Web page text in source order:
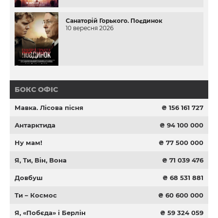
Санаторій Горького. Поєдинок
10 вересня 2026
БОКС ОФІС
Мавка. Лісова пісня ₴ 156 161 727
Антарктида ₴ 94 100 000
Ну мам! ₴ 77 500 000
Я, Ти, Він, Вона ₴ 71 039 476
Довбуш ₴ 68 531 881
Ти – Космос ₴ 60 600 000
Я, «Побєда» і Берлін ₴ 59 324 059